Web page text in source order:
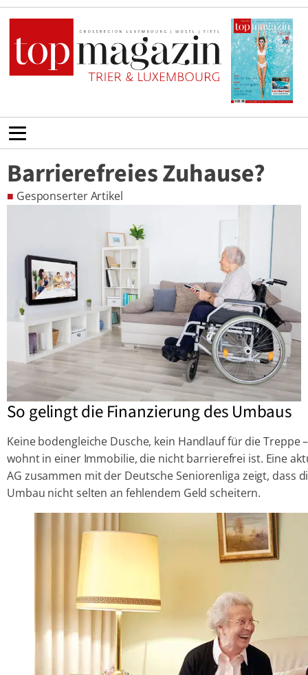
Barrierefreies Zuhause?
■ Gesponserter Artikel
So gelingt die Finanzierung des Umbaus
Keine bodengleiche Dusche, kein Handlauf für die Treppe
wohnt in einer Immobilie, die nicht barrierefrei ist. Eine
AG zusammen mit der Deutsche Seniorenliga zeigt, dass
Umbau nicht selten an fehlendem Geld scheitern.